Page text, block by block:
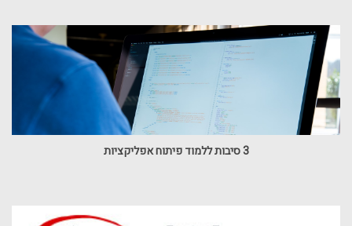
3 סיבות ללמוד פיתוח אפליקציות